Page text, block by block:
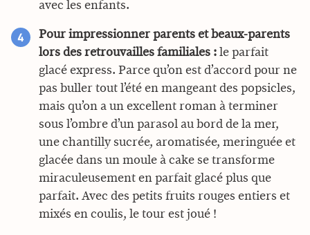
avec les enfants.
Pour impressionner parents et beaux-parents
lors des retrouvailles familiales : le parfait
glacé express. Parce qu’on est d’accord pour ne
pas buller tout l’été en mangeant des popsicles,
mais qu’on a un excellent roman à terminer
sous l’ombre d’un parasol au bord de la mer,
une chantilly sucrée, aromatisée, meringuée et
glacée dans un moule à cake se transforme
miraculeusement en parfait glacé plus que
parfait. Avec des petits fruits rouges entiers et
mixés en coulis, le tour est joué !